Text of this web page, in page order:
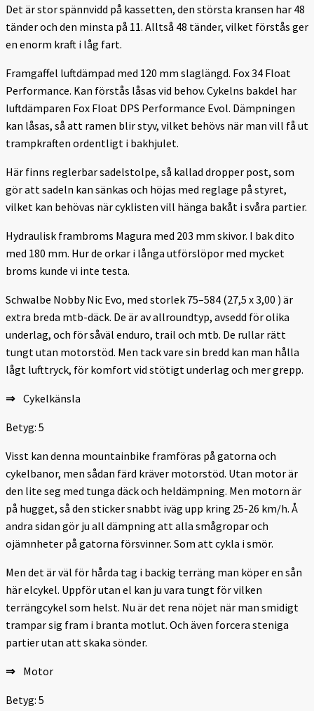
Det är stor spännvidd på kassetten, den största kransen har 48
tänder och den minsta på 11. Alltså 48 tänder, vilket förstås ger
en enorm kraft i låg fart.
Framgaffel luftdämpad med 120 mm slaglängd. Fox 34 Float
Performance. Kan förstås låsas vid behov. Cykelns bakdel har
luftdämparen Fox Float DPS Performance Evol. Dämpningen
kan låsas, så att ramen blir styv, vilket behövs när man vill få ut
trampkraften ordentligt i bakhjulet.
Här finns reglerbar sadelstolpe, så kallad dropper post, som
gör att sadeln kan sänkas och höjas med reglage på styret,
vilket kan behövas när cyklisten vill hänga bakåt i svåra partier.
Hydraulisk frambroms Magura med 203 mm skivor. I bak dito
med 180 mm. Hur de orkar i långa utförslöpor med mycket
broms kunde vi inte testa.
Schwalbe Nobby Nic Evo, med storlek 75–584 (27,5 x 3,00 ) är
extra breda mtb-däck. De är av allroundtyp, avsedd för olika
underlag, och för såväl enduro, trail och mtb. De rullar rätt
tungt utan motorstöd. Men tack vare sin bredd kan man hålla
lågt lufttryck, för komfort vid stötigt underlag och mer grepp.
⇒Cykelkänsla
Betyg: 5
Visst kan denna mountainbike framföras på gatorna och
cykelbanor, men sådan färd kräver motorstöd. Utan motor är
den lite seg med tunga däck och heldämpning. Men motorn är
på hugget, så den sticker snabbt iväg upp kring 25-26 km/h. Å
andra sidan gör ju all dämpning att alla smågropar och
ojämnheter på gatorna försvinner. Som att cykla i smör.
Men det är väl för hårda tag i backig terräng man köper en sån
här elcykel. Uppför utan el kan ju vara tungt för vilken
terrängcykel som helst. Nu är det rena nöjet när man smidigt
trampar sig fram i branta motlut. Och även forcera steniga
partier utan att skaka sönder.
⇒Motor
Betyg: 5